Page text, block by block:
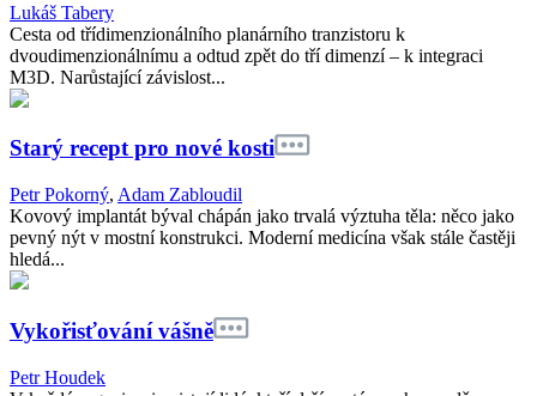
Lukáš Tabery
Cesta od třídimenzionálního planárního tranzistoru k
dvoudimenzionálnímu a odtud zpět do tří dimenzí – k integraci
M3D. Narůstající závislost...
Starý recept pro nové kosti
Petr Pokorný, Adam Zabloudil
Kovový implantát býval chápán jako trvalá výztuha těla: něco jako
pevný nýt v mostní konstrukci. Moderní medicína však stále častěji
hledá...
Vykořisťování vášně
Petr Houdek